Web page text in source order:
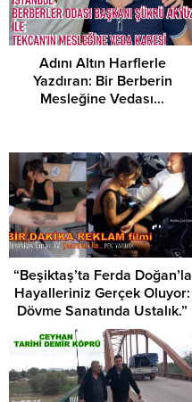
Adını Altın Harflerle
Yazdıran: Bir Berberin
Mesleğine Vedası…
“Beşiktaş’ta Ferda Doğan’la
Hayalleriniz Gerçek Oluyor:
Dövme Sanatında Ustalık.”